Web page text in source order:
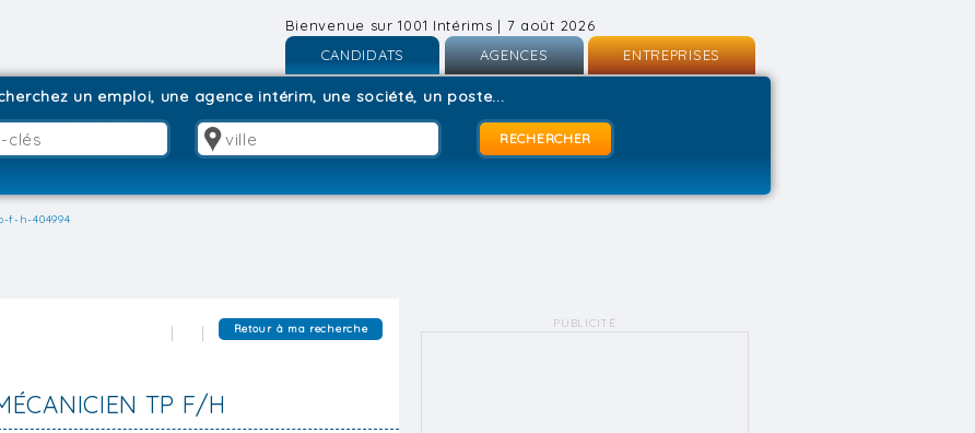
Bienvenue sur 1001 Intérims | 7 août 2026
CANDIDATS
Inscription
AGENCES
Inscription
Connexion
ENTREPRISES
un emploi, une agence intérim, une société, un poste...
f-h-404994
Retour à ma recherche
TP F/H
PUBLICITÉ